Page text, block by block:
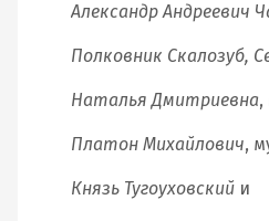
Александр Андреевич
Полковник Скалозуб,
Наталья Дмитриевна,
Платон Михайлович,
Князь Тугоуховский и